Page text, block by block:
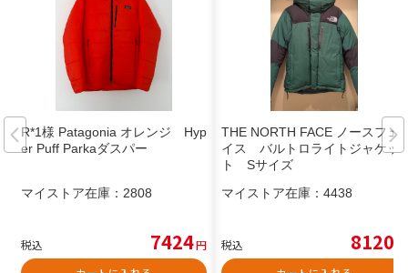
R*1様 Patagonia オレンジ Hyp
er Puff Parkaダスパー
マイストア在庫： 2808
税込 7424円
THE NORTH FACE ノースフェ
イス バルトロライトジャケッ
ト Sサイズ
マイストア在庫： 4438
税込 8120